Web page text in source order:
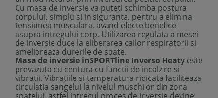
Cu masa de inversie va puteti schimba postura
corpului, simplu si in siguranta, pentru a elimina
tensiunea musculara, avand efecte benefice
asupra intregului corp. Utilizarea regulata a mesei
de inversie duce la eliberarea cailor respiratorii si
amelioreaza durerile de spate.
Masa de inversie inSPORTline Inverso Heaty este
prevazuta cu centura cu functii de incalzire si
vibratii. Vibratiile si temperatura ridicata faciliteaza
circulatia sangelui la nivelul muschilor din zona
spatelui, astfel intregul proces de inversie devine